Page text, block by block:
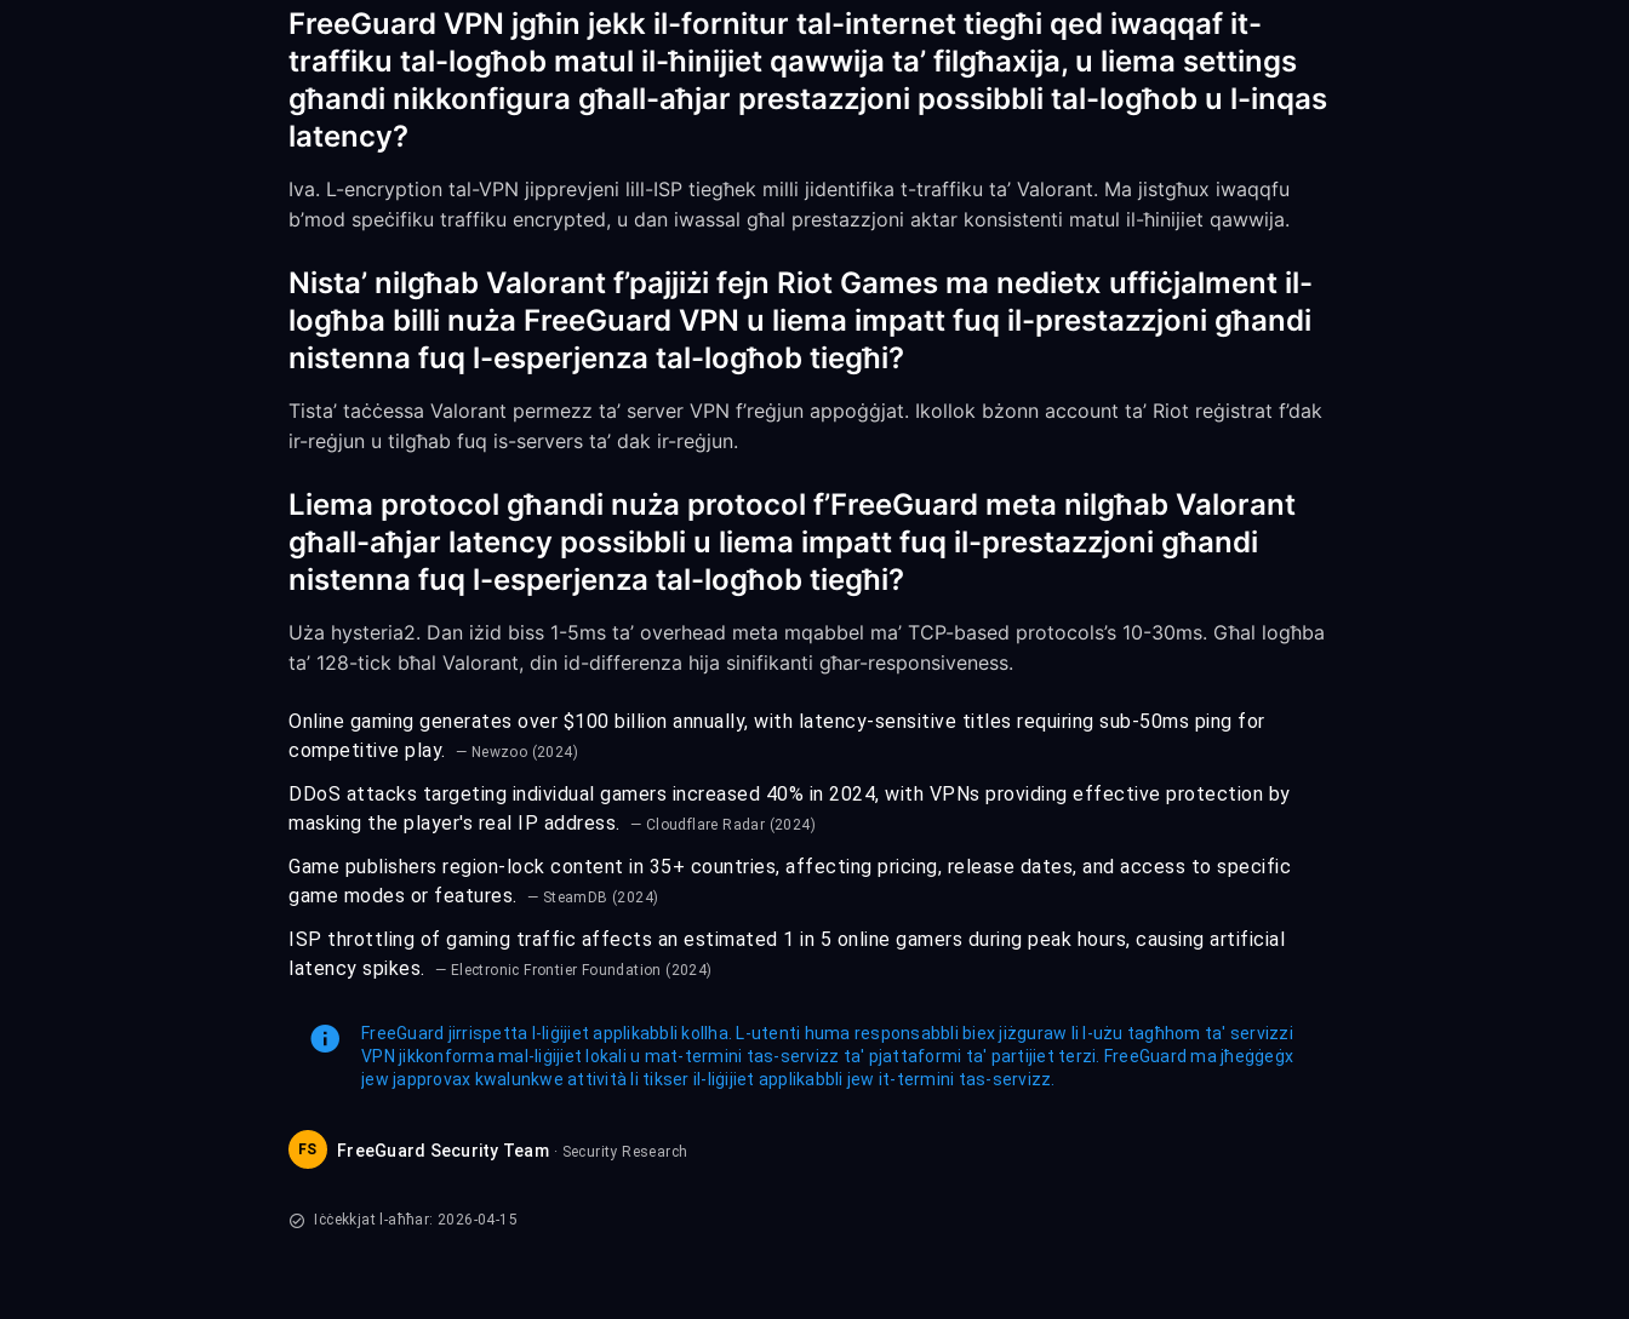
FreeGuard VPN jgħin jekk il-fornitur tal-internet tiegħi qed iwaqqaf it-
traffiku tal-logħob matul il-ħinijiet qawwija ta’ filgħaxija, u liema settings
għandi nikkonfigura għall-aħjar prestazzjoni possibbli tal-logħob u l-inqas
latency?
Iva. L-encryption tal-VPN jipprevjeni lill-ISP tiegħek milli jidentifika t-traffiku ta’ Valorant. Ma jistgħux iwaqqfu
b’mod speċifiku traffiku encrypted, u dan iwassal għal prestazzjoni aktar konsistenti matul il-ħinijiet qawwija.
Nista’ nilgħab Valorant f’pajjiżi fejn Riot Games ma nedietx uffiċjalment il-
logħba billi nuża FreeGuard VPN u liema impatt fuq il-prestazzjoni għandi
nistenna fuq l-esperjenza tal-logħob tiegħi?
Tista’ taċċessa Valorant permezz ta’ server VPN f’reġjun appoġġjat. Ikollok bżonn account ta’ Riot reġistrat f’dak
ir-reġjun u tilgħab fuq is-servers ta’ dak ir-reġjun.
Liema protocol għandi nuża protocol f’FreeGuard meta nilgħab Valorant
għall-aħjar latency possibbli u liema impatt fuq il-prestazzjoni għandi
nistenna fuq l-esperjenza tal-logħob tiegħi?
Uża hysteria2. Dan iżid biss 1-5ms ta’ overhead meta mqabbel ma’ TCP-based protocols’s 10-30ms. Għal logħba
ta’ 128-tick bħal Valorant, din id-differenza hija sinifikanti għar-responsiveness.
Online gaming generates over $100 billion annually, with latency-sensitive titles requiring sub-50ms ping for
competitive play.
— Newzoo (2024)
DDoS attacks targeting individual gamers increased 40% in 2024, with VPNs providing effective protection by
masking the player's real IP address.
— Cloudflare Radar (2024)
Game publishers region-lock content in 35+ countries, affecting pricing, release dates, and access to specific
game modes or features.
— SteamDB (2024)
ISP throttling of gaming traffic affects an estimated 1 in 5 online gamers during peak hours, causing artificial
latency spikes.
— Electronic Frontier Foundation (2024)
FreeGuard jirrispetta l-liġijiet applikabbli kollha. L-utenti huma responsabbli biex jiżguraw li l-użu tagħhom ta' servizzi
VPN jikkonforma mal-liġijiet lokali u mat-termini tas-servizz ta' pjattaformi ta' partijiet terzi. FreeGuard ma jħeġġeġx
jew japprovax kwalunkwe attività li tikser il-liġijiet applikabbli jew it-termini tas-servizz.
FS FreeGuard Security Team · Security Research
Iċċekkjat l-aħħar: 2026-04-15